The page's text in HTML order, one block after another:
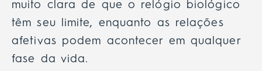
muito clara de que o relógio biológico
têm seu limite, enquanto as relações
afetivas podem acontecer em qualquer
fase da vida.